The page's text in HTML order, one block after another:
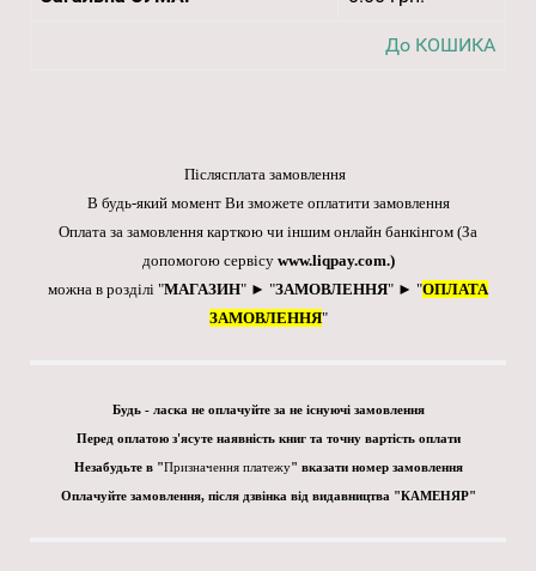
До КОШИКА
Післясплата замовлення
В будь-який момент Ви зможете оплатити замовлення
Оплата за замовлення карткою чи іншим онлайн банкінгом (За
допомогою сервісу www.liqpay.com.)
можна в розділі "МАГАЗИН" ► "ЗАМОВЛЕННЯ" ► "ОПЛАТА
ЗАМОВЛЕННЯ"
Будь - ласка не оплачуйте за не існуючі замовлення
Перед оплатою з'ясуте наявність книг та точну вартість оплати
Незабудьте в "Призначення платежу" вказати номер замовлення
Оплачуйте замовлення, після дзвінка від видавництва "КАМЕНЯР"